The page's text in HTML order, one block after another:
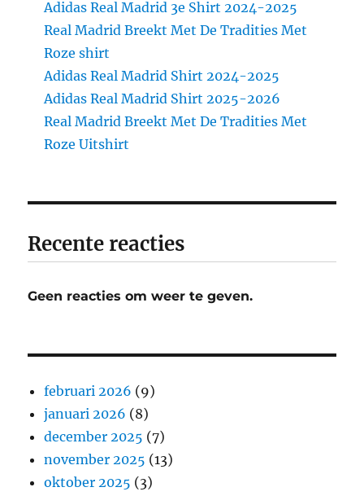
Adidas Real Madrid 3e Shirt 2024-2025
Real Madrid Breekt Met De Tradities Met
Roze shirt
Adidas Real Madrid Shirt 2024-2025
Adidas Real Madrid Shirt 2025-2026
Real Madrid Breekt Met De Tradities Met
Roze Uitshirt
Recente reacties
Geen reacties om weer te geven.
februari 2026 (9)
januari 2026 (8)
december 2025 (7)
november 2025 (13)
oktober 2025 (3)